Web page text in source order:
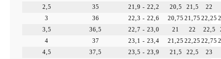
2,5
35 21,9 - 22,2 20,5 21,5
22
3
36 22,3 - 22,6 20,75 21,75 22,25
3,5
36,5 22,7 - 23,0 21 22 22,5
4
37 23,1 - 23,4 21,25 22,25 22,75
4,5
37,5 23,5 - 23,9 21,5 22,5
23